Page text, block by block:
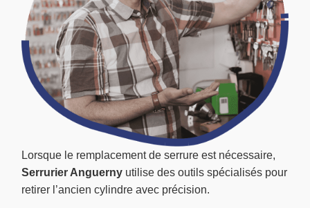
Lorsque le remplacement de serrure est nécessaire,
Serrurier Anguerny utilise des outils spécialisés pour
retirer l’ancien cylindre avec précision.